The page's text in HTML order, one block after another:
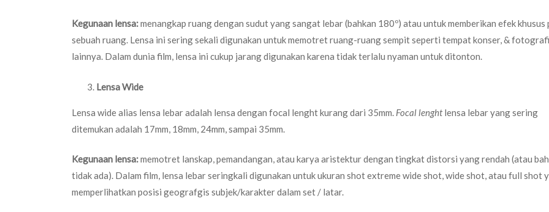
Kegunaan lensa:menangkap ruang dengan sudut yang sangat lebar (bahkan 180º) atau untuk memberikan efek khusus
sebuah ruang. Lensa ini sering sekali digunakan untuk memotret ruang-ruang sempit seperti tempat konser, &
lainnya. Dalam dunia film, lensa ini cukup jarang digunakan karena tidak terlalu nyaman untuk ditonton.
Lensa Wide
Lensa wide alias lensa lebar adalah lensa dengan focal lenght kurang dari 35mm. Focal lenght lensa lebar yang sering
ditemukan adalah 17mm, 18mm, 24mm, sampai 35mm.
Kegunaan lensa:memotret lanskap, pemandangan, atau karya aristektur dengan tingkat distorsi yang rendah (atau
tidak ada). Dalam film, lensa lebar seringkali digunakan untuk ukuran shot extreme wide shot, wide shot, atau full shot
memperlihatkan posisi geografgis subjek/karakter dalam set / latar.